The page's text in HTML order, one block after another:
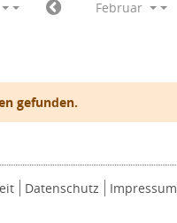
Februar
gefunden.
Datenschutz Impressum